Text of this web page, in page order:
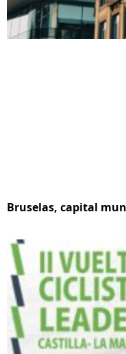
Bruselas, capital